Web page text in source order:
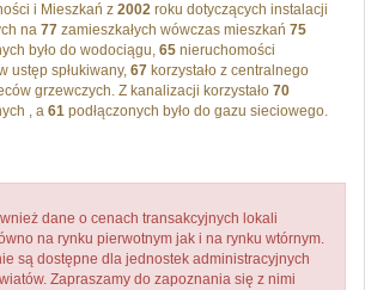
i Mieszkań z 2002 roku dotyczących instalacji
na 77 zamieszkałych wówczas mieszkań 75
było do wodociągu, 65 nieruchomości
ustęp spłukiwany, 67 korzystało z centralnego
grzewczych. Z kanalizacji korzystało 70
, a 61 podłączonych było do gazu sieciowego.
dane o cenach transakcyjnych lokali
na rynku pierwotnym jak i na rynku wtórnym.
są dostępne dla jednostek administracyjnych
Zapraszamy do zapoznania się z nimi